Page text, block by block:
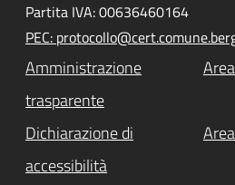
Partita IVA: 00636460164
PEC:
Amministrazione
trasparente
Dichiarazione di
accessibilità